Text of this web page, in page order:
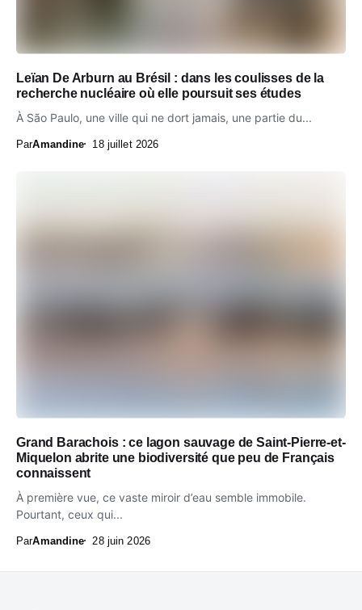
Leïan De Arburn au Brésil : dans les coulisses de la
recherche nucléaire où elle poursuit ses études
À São Paulo, une ville qui ne dort jamais, une partie du...
ParAmandine 18 juillet 2026
Grand Barachois : ce lagon sauvage de Saint-Pierre-et-
Miquelon abrite une biodiversité que peu de Français
connaissent
À première vue, ce vaste miroir d’eau semble immobile.
Pourtant, ceux qui...
ParAmandine 28 juin 2026